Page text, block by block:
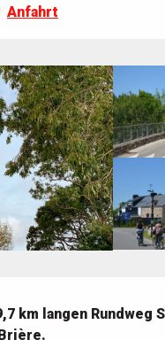
Anfahrt
km langen Rundweg